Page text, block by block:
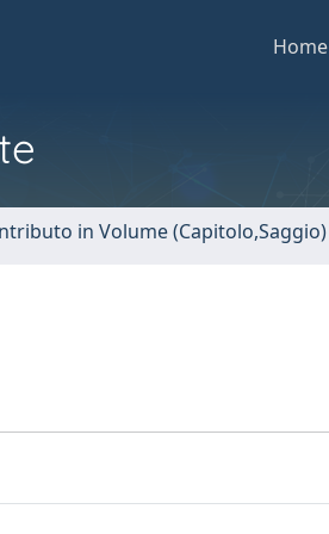
Home
in Volume (Capitolo,Saggio)